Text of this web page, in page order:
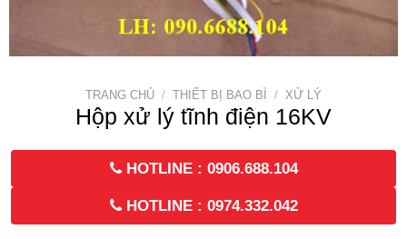
TRANG CHỦ / THIẾT BỊ BAO BÌ / XỬ LÝ
Hộp xử lý tĩnh điện 16KV
HOTLINE : 0906.688.104
HOTLINE : 0974.332.042